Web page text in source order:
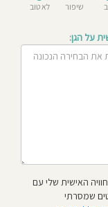
שיפור
לא טוב
על הגן:
האישית שלי עם
שמסרתי